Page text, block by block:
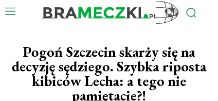
Pogoń Szczecin skarży się na
decyzję sędziego. Szybka riposta
kibiców Lecha: a tego nie
pamiętacie?!